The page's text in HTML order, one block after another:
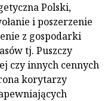
Polski,
i poszerzenie
z gospodarki
tj. Puszczy
czy innych cennych
korytarzy